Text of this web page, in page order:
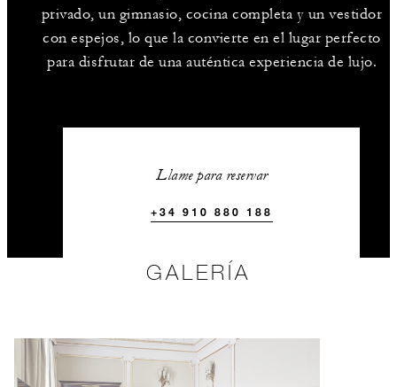
privado, un gimnasio, cocina completa y un vestidor
con espejos, lo que la convierte en el lugar perfecto
para disfrutar de una auténtica experiencia de lujo.
Llame para reservar
+34 910 880 188
GALERÍA